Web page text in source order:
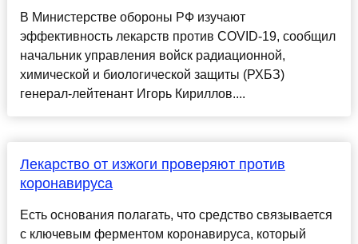
В Министерстве обороны РФ изучают
эффективность лекарств против COVID-19, сообщил
начальник управления войск радиационной,
химической и биологической защиты (РХБЗ)
генерал-лейтенант Игорь Кириллов....
Лекарство от изжоги проверяют против
коронавируса
Есть основания полагать, что средство связывается
с ключевым ферментом коронавируса, который